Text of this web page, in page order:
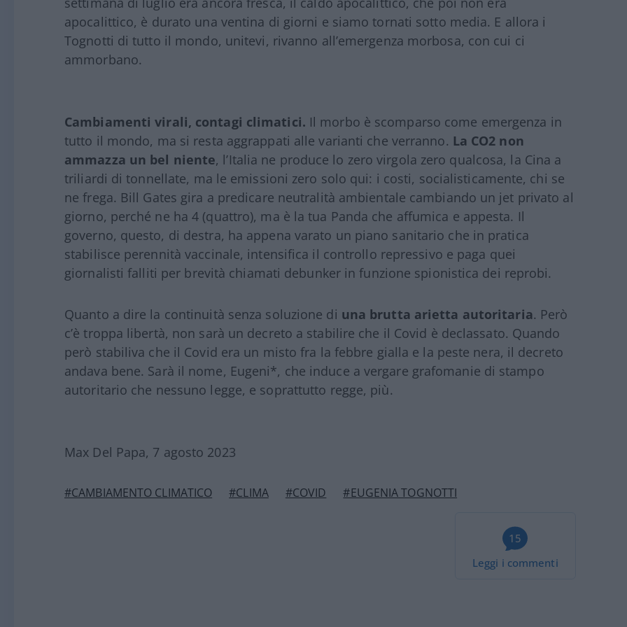
apocalittico, è durato una ventina di giorni e siamo tornati sotto media. E allora i
Tognotti di tutto il mondo, unitevi, rivanno all’emergenza morbosa, con cui ci
ammorbano.
Cambiamenti virali, contagi climatici. Il morbo è scomparso come emergenza in
tutto il mondo, ma si resta aggrappati alle varianti che verranno. La CO2 non
ammazza un bel niente, l’Italia ne produce lo zero virgola zero qualcosa, la Cina a
triliardi di tonnellate, ma le emissioni zero solo qui: i costi, socialisticamente, chi se
ne frega. Bill Gates gira a predicare neutralità ambientale cambiando un jet privato al
giorno, perché ne ha 4 (quattro), ma è la tua Panda che affumica e appesta. Il
governo, questo, di destra, ha appena varato un piano sanitario che in pratica
stabilisce perennità vaccinale, intensifica il controllo repressivo e paga quei
giornalisti falliti per brevità chiamati debunker in funzione spionistica dei reprobi.
Quanto a dire la continuità senza soluzione di una brutta arietta autoritaria. Però
c’è troppa libertà, non sarà un decreto a stabilire che il Covid è declassato. Quando
però stabiliva che il Covid era un misto fra la febbre gialla e la peste nera, il decreto
andava bene. Sarà il nome, Eugeni*, che induce a vergare grafomanie di stampo
autoritario che nessuno legge, e soprattutto regge, più.
Max Del Papa, 7 agosto 2023
#CAMBIAMENTO CLIMATICO #CLIMA #COVID #EUGENIA TOGNOTTI
15
Leggi i commenti